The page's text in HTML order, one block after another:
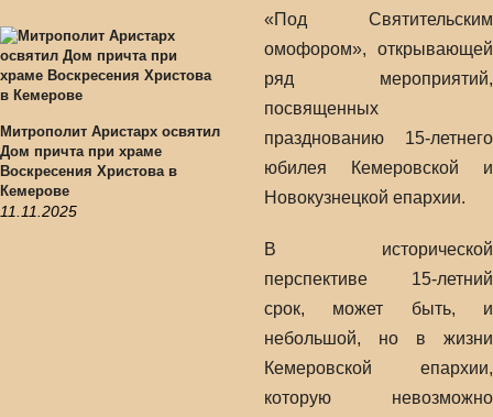
Митрополит Аристарх освятил
Дом причта при храме
Воскресения Христова в
Кемерове
11.11.2025
«Под Святительским
омофором», открывающей
ряд мероприятий,
посвященных
празднованию 15-летнего
юбилея Кемеровской и
Новокузнецкой епархии.
В исторической
перспективе 15-летний
срок, может быть, и
небольшой, но в жизни
Кемеровской епархии,
которую невозможно